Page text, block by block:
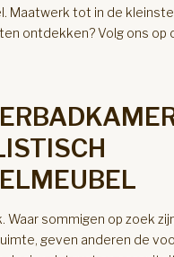
Maatwerk tot in de
ontdekken? Volg ons op
Waar sommigen op zoek
geven anderen de